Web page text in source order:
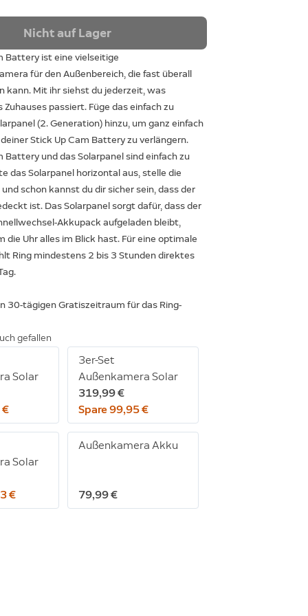
Nicht auf Lager
Battery ist eine vielseitige
für den Außenbereich, die fast überall
kann. Mit ihr siehst du jederzeit, was
Zuhauses passiert. Füge das einfach zu
(2. Generation) hinzu, um ganz einfach
Stick Up Cam Battery zu verlängern.
Battery und das Solarpanel sind einfach zu
das Solarpanel horizontal aus, stelle die
schon kannst du dir sicher sein, dass der
ist. Das Solarpanel sorgt dafür, dass der
Akkupack aufgeladen bleibt,
die Uhr alles im Blick hast. Für eine optimale
Ring mindestens 2 bis 3 Stunden direktes
30-tägigen Gratiszeitraum für das Ring-
gefallen
Solar
€
3er-Set
Außenkamera Solar
319,99 €
Spare 99,95 €
Solar
€
Außenkamera Akku
79,99 €